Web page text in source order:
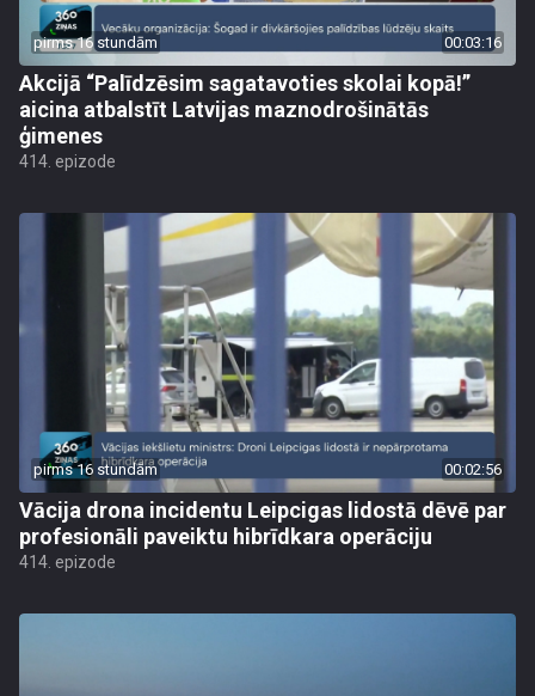
pirms 16 stundām 00:03:16
Akcijā “Palīdzēsim sagatavoties skolai kopā!”
aicina atbalstīt Latvijas maznodrošinātās
ģimenes
414. epizode
pirms 16 stundām 00:02:56
Vācija drona incidentu Leipcigas lidostā dēvē par
profesionāli paveiktu hibrīdkara operāciju
414. epizode